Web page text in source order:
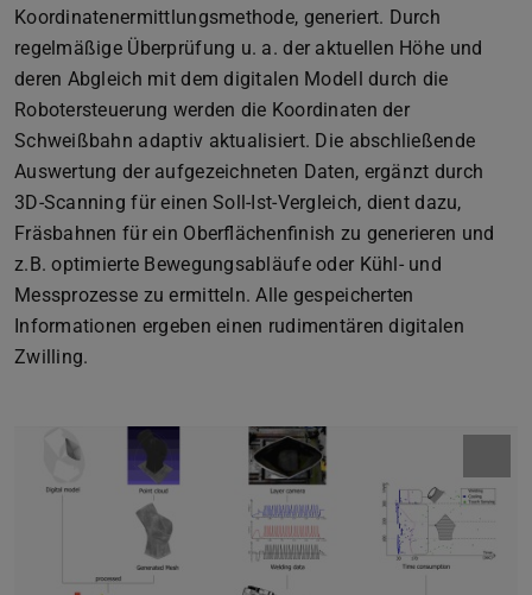
Koordinatenermittlungsmethode, generiert. Durch
regelmäßige Überprüfung u. a. der aktuellen Höhe und
deren Abgleich mit dem digitalen Modell durch die
Robotersteuerung werden die Koordinaten der
Schweißbahn adaptiv aktualisiert. Die abschließende
Auswertung der aufgezeichneten Daten, ergänzt durch
3D-Scanning für einen Soll-Ist-Vergleich, dient dazu,
Fräsbahnen für ein Oberflächenfinish zu generieren und
z.B. optimierte Bewegungsabläufe oder Kühl- und
Messprozesse zu ermitteln. Alle gespeicherten
Informationen ergeben einen rudimentären digitalen
Zwilling.